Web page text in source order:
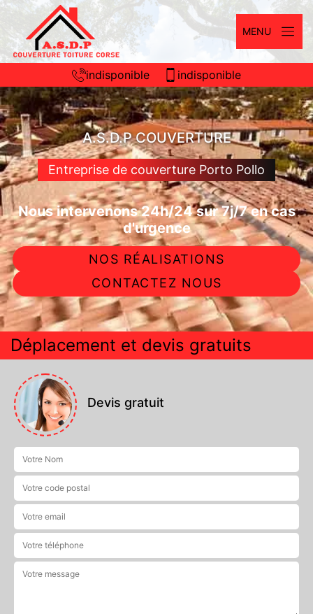
MENU
indisponible indisponible
A.S.D.P COUVERTURE
Entreprise de couverture Porto Pollo
Nous intervenons 24h/24 sur 7j/7 en cas
d'urgence
NOS RÉALISATIONS
CONTACTEZ NOUS
Déplacement et devis gratuits
Devis gratuit